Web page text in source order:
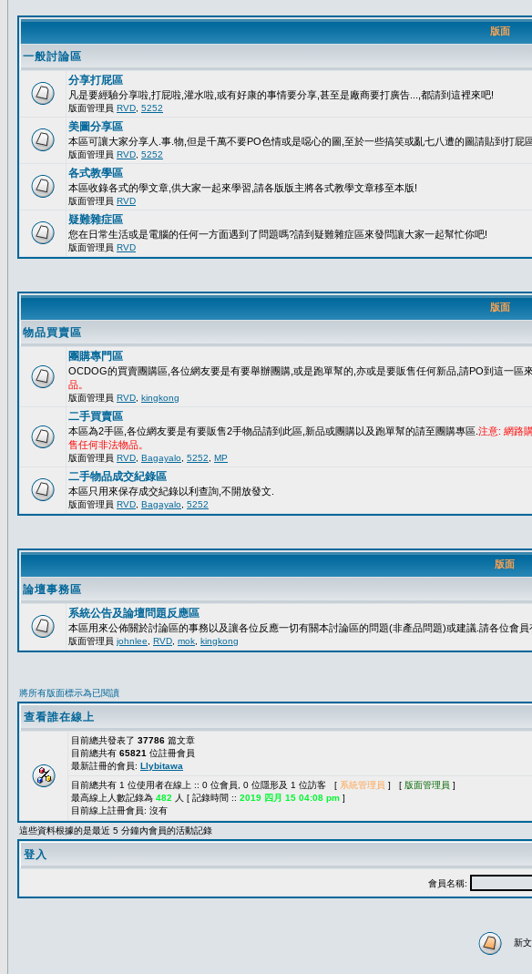
版面
一般討論區
分享打屁區
凡是要經驗分享啦,打屁啦,灌水啦,或有好康的事情要分享,甚至是廠商要打廣告...,都請到這裡來吧!
版面管理員 RVD 5252
美圖分享區
本區可讓大家分享人.事.物,但是千萬不要PO色情或是噁心的圖,至於一些搞笑或亂七八遭的圖請貼到打屁
版面管理員 RVD 5252
各式教學區
本區收錄各式的學文章,供大家一起來學習,請各版版主將各式教學文章移至本版!
版面管理員 RVD
疑難雜症區
您在日常生活或是電腦的任何一方面遇到了問題嗎?請到疑難雜症區來發問讓大家一起幫忙你吧!
版面管理員 RVD
版面
物品買賣區
團購專門區
OCDOG的買賣團購區,各位網友要是有要舉辦團購,或是跑單幫的,亦或是要販售任何新品,請PO到這一區來.
品。
版面管理員 RVD kingkong
二手買賣區
本區為2手區,各位網友要是有要販售2手物品請到此區,新品或團購以及跑單幫的請至團購專區. 注意: 網路
售任何非法物品。
版面管理員 RVD Bagayalo 5252 MP
二手物品成交紀錄區
本區只用來保存成交紀錄以利查詢,不開放發文.
版面管理員 RVD Bagayalo 5252
版面
論壇事務區
系統公告及論壇問題反應區
本區用來公佈關於討論區的事務以及讓各位反應一切有關本討論區的問題(非產品問題)或建議.請各位會
版面管理員 johnlee RVD mok kingkong
將所有版面標示為已閱讀
查看誰在線上
目前總共發表了 37786 篇文章
目前總共有 65821 位註冊會員
最新註冊的會員: Llybitawa
目前總共有 1 位使用者在線上 :: 0 位會員, 0 位隱形及 1 位訪客 [ 系統管理員 ] [ 版面管理員 ]
最高線上人數記錄為 482 人 [ 記錄時間 :: 2019 四月 15 04:08 pm ]
目前線上註冊會員: 沒有
這些資料根據的是最近 5 分鐘內會員的活動記錄
登入
會員名稱:
新